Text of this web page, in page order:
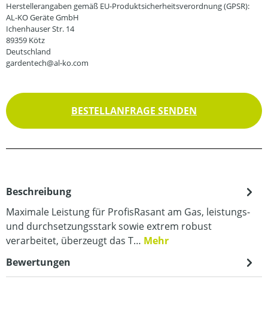
Herstellerangaben gemäß EU-Produktsicherheitsverordnung (GPSR):
AL-KO Geräte GmbH
Ichenhauser Str. 14
89359 Kötz
Deutschland
gardentech@al-ko.com
BESTELLANFRAGE SENDEN
Beschreibung
Maximale Leistung für ProfisRasant am Gas, leistungs-
und durchsetzungsstark sowie extrem robust
verarbeitet, überzeugt das T… Mehr
Bewertungen